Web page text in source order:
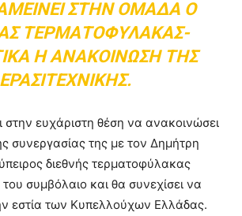
ΣΤΗΝ ΟΜΆΔΑ Ο
ΤΕΡΜΑΤΟΦΎΛΑΚΑΣ-
Η ΑΝΑΚΟΊΝΩΣΗ ΤΗΣ
ΕΡΑΣΙΤΕΧΝΙΚΉΣ.
στην ευχάριστη θέση να ανακοινώσει
συνεργασίας της με τον Δημήτρη
διεθνής τερματοφύλακας
συμβόλαιο και θα συνεχίσει να
εστία των Κυπελλούχων Ελλάδας.